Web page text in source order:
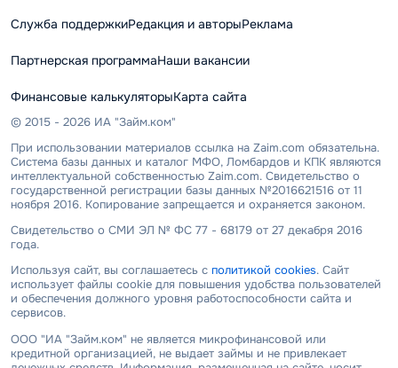
Служба поддержкиРедакция и авторыРеклама
Партнерская программаНаши вакансии
Финансовые калькуляторыКарта сайта
© 2015 - 2026 ИА "Займ.ком"
При использовании материалов ссылка на Zaim.com обязательна.
Система базы данных и каталог МФО, Ломбардов и КПК являются
интеллектуальной собственностью Zaim.com. Свидетельство о
государственной регистрации базы данных №2016621516 от 11
ноября 2016. Копирование запрещается и охраняется законом.
Свидетельство о СМИ ЭЛ № ФС 77 - 68179 от 27 декабря 2016
года.
Используя сайт, вы соглашаетесь с политикой cookies. Сайт
использует файлы cookie для повышения удобства пользователей
и обеспечения должного уровня работоспособности сайта и
сервисов.
ООО "ИА "Займ.ком" не является микрофинансовой или
кредитной организацией, не выдает займы и не привлекает